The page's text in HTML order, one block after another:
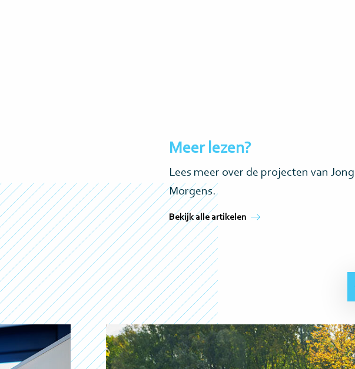
Meer lezen?
Lees meer over de projecten van Jong
Morgens.
Bekijk alle artikelen
Lees
meer
Vorige